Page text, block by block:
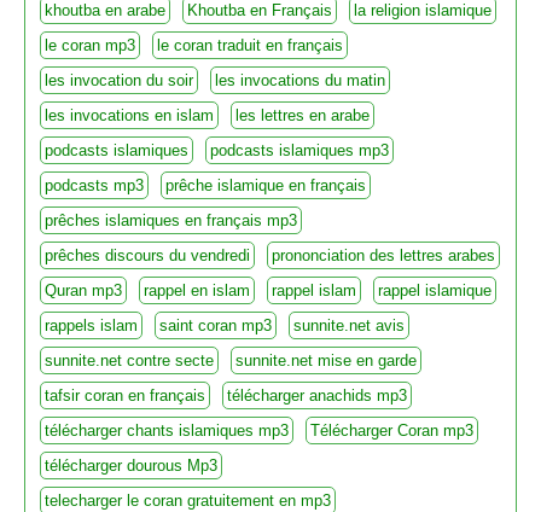
khoutba en arabe
Khoutba en Français
la religion islamique
le coran mp3
le coran traduit en français
les invocation du soir
les invocations du matin
les invocations en islam
les lettres en arabe
podcasts islamiques
podcasts islamiques mp3
podcasts mp3
prêche islamique en français
prêches islamiques en français mp3
prêches discours du vendredi
prononciation des lettres arabes
Quran mp3
rappel en islam rappel islam
rappel islamique
rappels islam
saint coran mp3
sunnite.net avis
sunnite.net contre secte
sunnite.net mise en garde
tafsir coran en français
télécharger anachids mp3
télécharger chants islamiques mp3
Télécharger Coran mp3
télécharger dourous Mp3
telecharger le coran gratuitement en mp3